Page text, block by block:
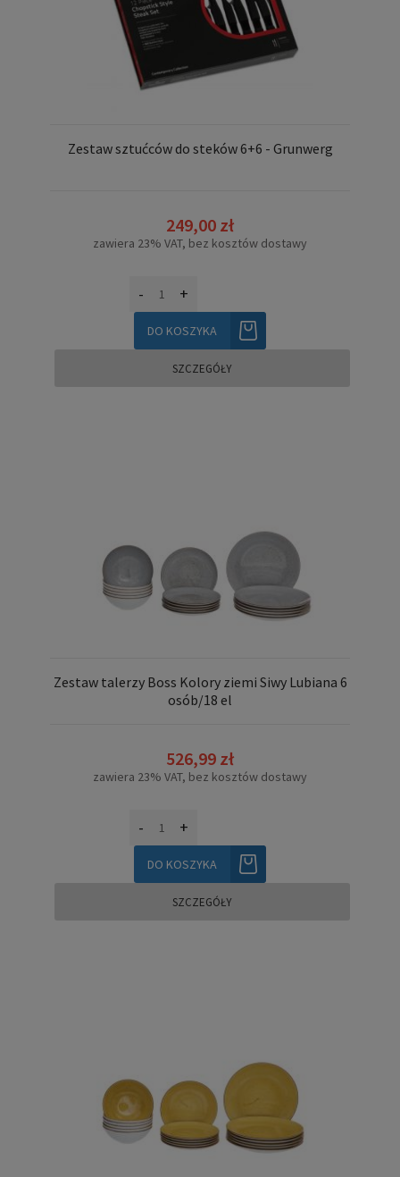
Zestaw sztućców do steków 6+6 - Grunwerg
249,00 zł
zawiera 23% VAT, bez kosztów dostawy
- +
DO KOSZYKA
SZCZEGÓŁY
Zestaw talerzy Boss Kolory ziemi Siwy Lubiana 6
osób/18 el
526,99 zł
zawiera 23% VAT, bez kosztów dostawy
- +
DO KOSZYKA
SZCZEGÓŁY